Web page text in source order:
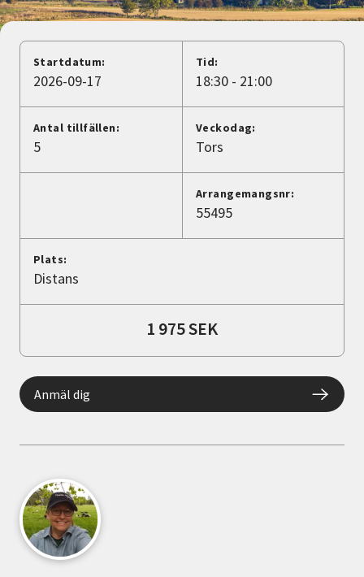
Nyheter
Avdelningar
Lyssna
Startdatum:
2026-09-17
Tid:
18:30 - 21:00
Antal tillfällen:
5
Veckodag:
Tors
Arrangemangsnr:
55495
Plats:
Distans
1 975 SEK
Anmäl dig